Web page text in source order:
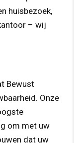
huisbezoek,
– wij
Bewust
Onze
om met uw
dat uw